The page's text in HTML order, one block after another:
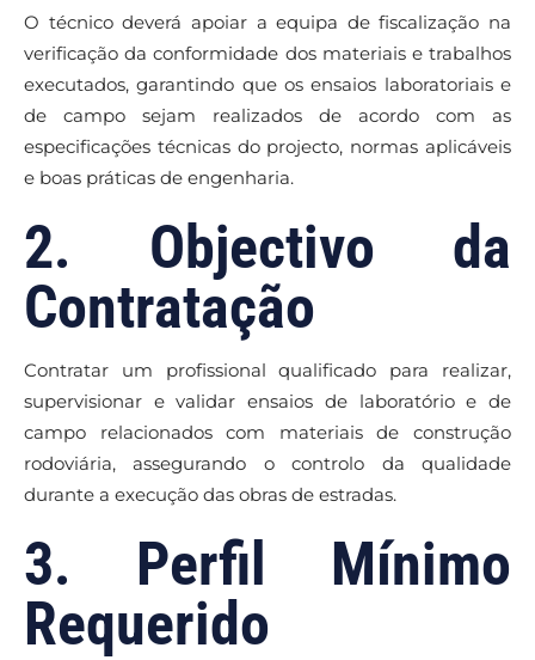
O técnico deverá apoiar a equipa de fiscalização na
verificação da conformidade dos materiais e trabalhos
executados, garantindo que os ensaios laboratoriais e
de campo sejam realizados de acordo com as
especificações técnicas do projecto, normas aplicáveis
e boas práticas de engenharia.
2. Objectivo da
Contratação
Contratar um profissional qualificado para realizar,
supervisionar e validar ensaios de laboratório e de
campo relacionados com materiais de construção
rodoviária, assegurando o controlo da qualidade
durante a execução das obras de estradas.
3. Perfil Mínimo
Requerido